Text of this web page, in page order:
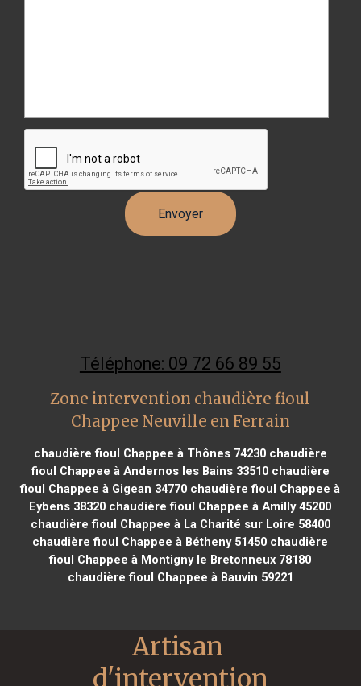
Téléphone: 09 72 66 89 55
Zone intervention chaudière fioul
Chappee Neuville en Ferrain
chaudière fioul Chappee à Thônes 74230chaudière
fioul Chappee à Andernos les Bains 33510chaudière
fioul Chappee à Gigean 34770 chaudière fioul Chappee à
Eybens 38320 chaudière fioul Chappee à Amilly 45200
chaudière fioul Chappee à La Charité sur Loire 58400
chaudière fioul Chappee à Bétheny 51450 chaudière
fioul Chappee à Montigny le Bretonneux 78180
chaudière fioul Chappee à Bauvin 59221
Artisan
d'intervention